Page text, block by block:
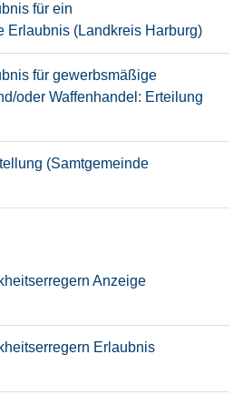
für ein
Erlaubnis (Landkreis Harburg)
für gewerbsmäßige
oder Waffenhandel: Erteilung
(Samtgemeinde
Anzeige
Erlaubnis